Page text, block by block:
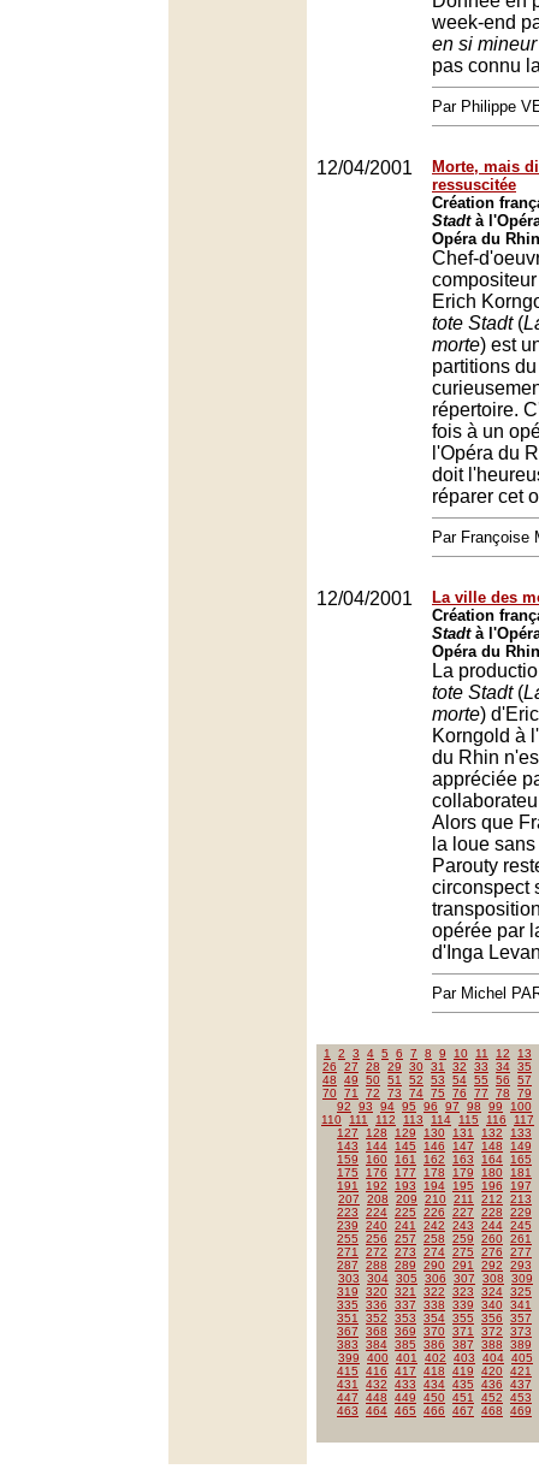
week-end
en si mineur
pas connu
Par Philippe
12/04/2001
Morte, mais
ressuscitée
Création
Stadtà
Opéra du
Chef-
Erich
tote Stadt(
morte) est
partitions
répertoire.
fois à un
l'Opéra du
doit
réparer cet
Par Françoise
12/04/2001
La ville des
Création
Stadtà
Opéra du
La
tote Stadt(
morte)
Korngold à
du Rhin
appréciée
Alors que
la loue
Parouty
circonspect
opérée par
d'Inga
Par Michel
1 2 3 4 5 6 7 8 9 10 11 12
13
26
27 28 29 30 31 32 33 34 35
48
49 50 51 52 53 54 55 56
57
70 71 72 73 74 75 76 77 78
79
92
93 94 95 96 97 98 99
100
110
111 112 113 114 115 116
117
127
128 129 130 131 132
133
143
144 145 146 147 148
149
159
160 161 162 163 164
165
175
176 177 178 179 180
181
191
192 193 194 195 196
197
207
208 209 210 211 212
213
223
224 225 226 227 228
229
239
240 241 242 243 244 245
255
256 257 258 259 260 261
271
272 273 274 275 276
277
287
288 289 290 291 292
293
303
304 305 306 307 308
309
319
320 321 322 323 324 325
335
336 337 338 339 340 341
351
352 353 354 355 356
357
367
368 369 370 371 372
373
383
384 385 386 387 388
389
399
400 401 402 403 404 405
415
416 417 418 419 420 421
431
432 433 434 435 436
437
447
448 449 450 451 452
453
463
464 465 466 467 468 469